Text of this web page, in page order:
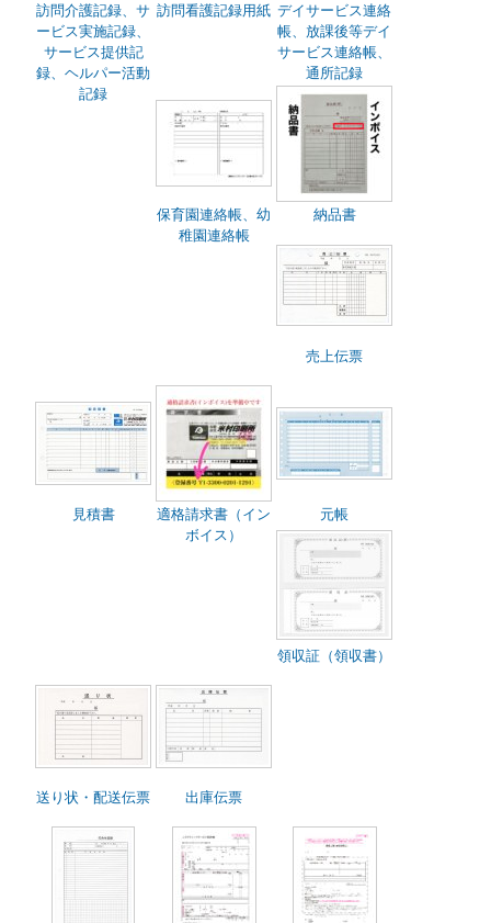
訪問介護記録、サ
ービス実施記録、
サービス提供記
録、ヘルパー活動
記録
訪問看護記録用紙 デイサービス連絡
帳、放課後等デイ
サービス連絡帳、
通所記録
保育園連絡帳、幼
稚園連絡帳
納品書
売上伝票
見積書
適格請求書（イン
ボイス）
元帳
領収証（領収書）
送り状・配送伝票 出庫伝票